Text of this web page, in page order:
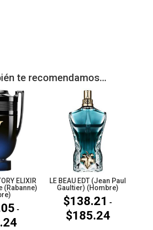
te recomendamos…
ELIXIR
(Rabanne)
-
Rango
LE BEAU EDT (Jean Paul
Gaultier) (Hombre)
$138.21 -
$185.24Rango